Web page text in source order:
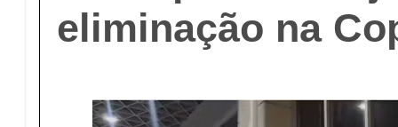
eliminação na